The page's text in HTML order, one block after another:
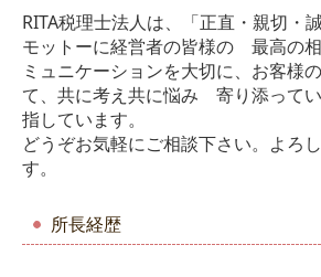
よくある質問
セミナー案内
採用情報
RITA税理士法人は、「正直・親切・
モットーに経営者の皆様の 最高の
ミュニケーションを大切に、お客様
て、共に考え共に悩み 寄り添って
指しています。
どうぞお気軽にご相談下さい。よろ
す。
所長経歴